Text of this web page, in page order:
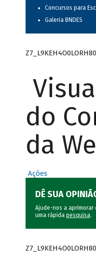
Concursos para
Galeria BNDES
do
da
Ações
DÊ SUA
Ajude-nos a aprimorar
uma rápida pesquisa.